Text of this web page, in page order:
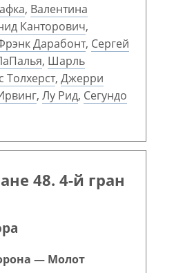
, Валентина
Канторович,
Дарабонт, Сергей
, Шарль
Толхерст, Джерри
, Лу Рид, Сегундо
48. 4-й гран
— Молот